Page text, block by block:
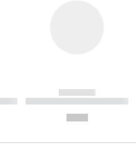
------------
----------- ----------- ----------